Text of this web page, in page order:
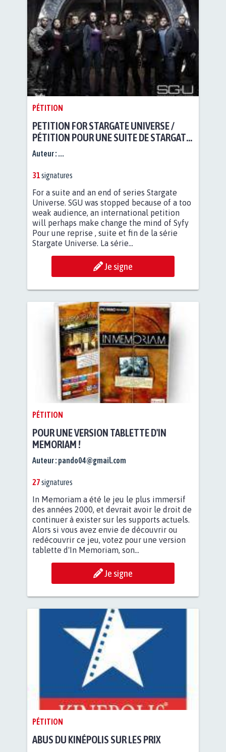
PÉTITION
PETITION FOR STARGATE UNIVERSE /
PÉTITION POUR UNE SUITE DE STARGATE
UNIVERSE / ДЛЯ
ПРОДОЛЖЕНИЕ И КОНЕЦ
Auteur : ...
31signatures
For a suite and an end of series Stargate
Universe. SGU was stopped because of a too
weak audience, an international petition
will perhaps make change the mind of Syfy
Pour une reprise , suite et fin de la série
Stargate Universe. La série...
Je signe
PÉTITION
POUR UNE VERSION TABLETTE D'IN
MEMORIAM !
Auteur : pando04@gmail.com
27signatures
In Memoriam a été le jeu le plus immersif
des années 2000, et devrait avoir le droit de
continuer à exister sur les supports actuels.
Alors si vous avez envie de découvrir ou
redécouvrir ce jeu, votez pour une version
tablette d'In Memoriam, son...
Je signe
PÉTITION
ABUS DU KINÉPOLIS SUR LES PRIX